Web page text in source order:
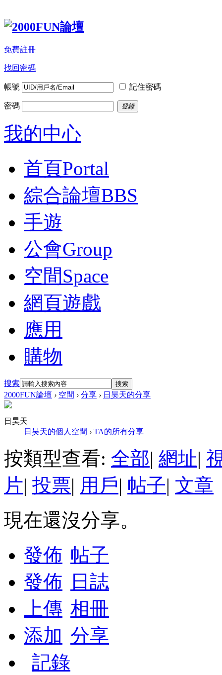
免費註冊
找回密碼
帳號 記住密碼
密碼 登錄
我的中心
首頁Portal
綜合論壇BBS
手遊
公會Group
空間Space
網頁遊戲
應用
購物
搜索 搜索
2000FUN論壇 › 空間 › 分享 › 日昊天的分享
日昊天
日昊天的個人空間 › TA的所有分享
按類型查看: 全部| 網址|
片| 投票| 用戶| 帖子| 文章
現在還沒分享。
發佈 帖子
發佈
日誌
上傳 相冊
添加 分享
記錄